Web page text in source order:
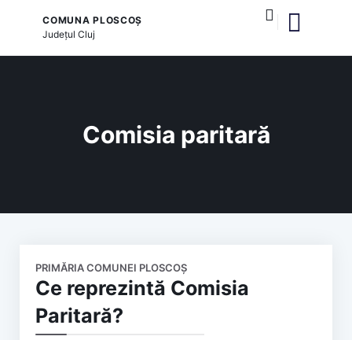
COMUNA PLOSCOȘ
JudețulCluj
Comisia paritară
PRIMĂRIA COMUNEI PLOSCOȘ
Ce reprezintă Comisia
Paritară?